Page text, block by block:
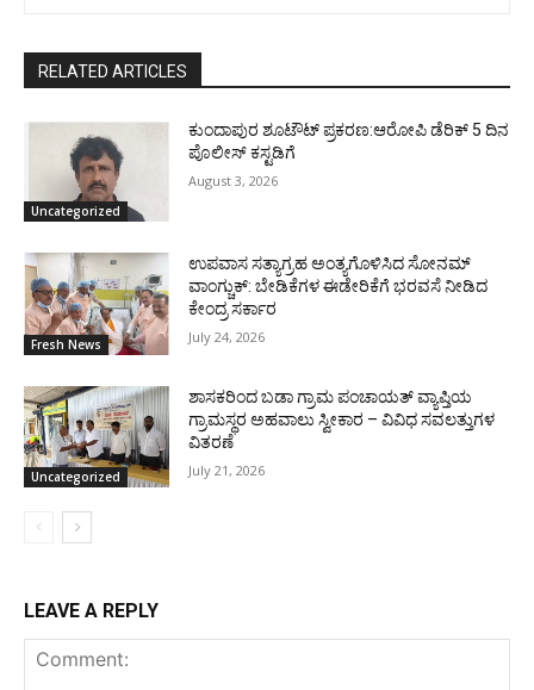
RELATED ARTICLES
Uncategorized
ಕುಂದಾಪುರ ಶೂಟೌಟ್ ಪ್ರಕರಣ:ಆರೋಪಿ ಡೆರಿಕ್ 5 ದಿನ
ಪೊಲೀಸ್ ಕಸ್ಟಡಿಗೆ
August 3, 2026
Fresh News
ಉಪವಾಸ ಸತ್ಯಾಗ್ರಹ ಅಂತ್ಯಗೊಳಿಸಿದ ಸೋನಮ್
ವಾಂಗ್ಚುಕ್: ಬೇಡಿಕೆಗಳ ಈಡೇರಿಕೆಗೆ ಭರವಸೆ ನೀಡಿದ
ಕೇಂದ್ರ ಸರ್ಕಾರ
July 24, 2026
Uncategorized
ಶಾಸಕರಿಂದ ಬಡಾ ಗ್ರಾಮ ಪಂಚಾಯತ್ ವ್ಯಾಪ್ತಿಯ
ಗ್ರಾಮಸ್ಥರ ಅಹವಾಲು ಸ್ವೀಕಾರ – ವಿವಿಧ ಸವಲತ್ತುಗಳ
ವಿತರಣೆ
July 21, 2026
LEAVE A REPLY